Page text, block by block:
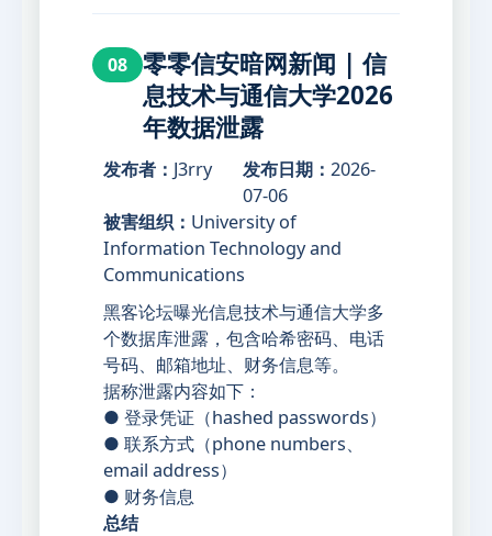
08
零零信安暗网新闻 | 信
息技术与通信大学2026
年数据泄露
发布者： J3rry 发布日期： 2026-
07-06
被害组织： University of
Information Technology and
Communications
黑客论坛曝光信息技术与通信大学多
个数据库泄露，包含哈希密码、电话
号码、邮箱地址、财务信息等。
据称泄露内容如下：
● 登录凭证（hashed passwords）
● 联系方式（phone numbers、
email address）
● 财务信息
总结